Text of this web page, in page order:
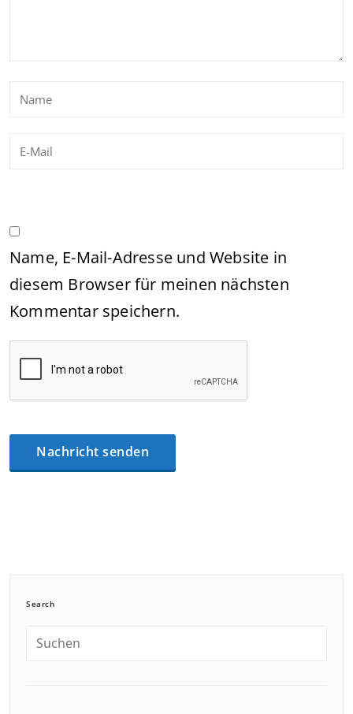
Name, E-Mail-Adresse und Website in
diesem Browser für meinen nächsten
Kommentar speichern.
Search